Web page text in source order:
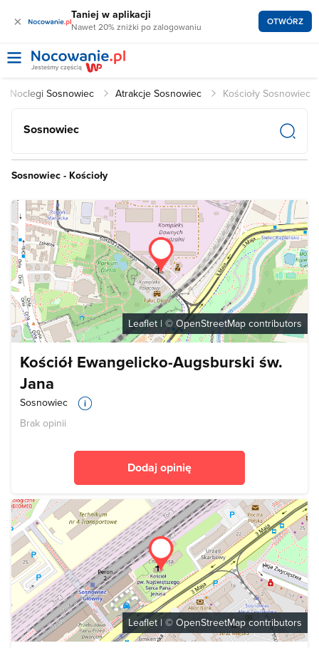
× Taniej w aplikacji
Nawet 20% zniżki po zalogowaniu OTWÓRZ
Noclegi Sosnowiec Atrakcje Sosnowiec Kościoły Sosnowiec
Sosnowiec
Sosnowiec - Kościoły
Leaflet | ©OpenStreetMap contributors
Kościół Ewangelicko-Augsburski św.
Jana
Sosnowiec
Brak opinii
Dodaj opinię
Leaflet | © OpenStreetMapcontributors